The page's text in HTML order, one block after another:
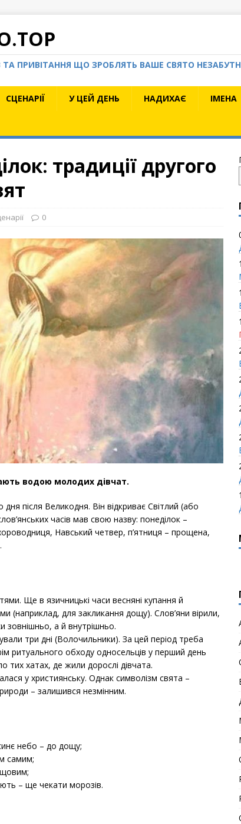
ТА ПРИВІТАННЯ ЩО ЗРОБЛЯТЬ ВАШЕ СВЯТО
СЦЕНАРІЇ У ЦЕЙ ДЕНЬ НАДИХАЄ ІМЕНА
традиції другого
0
водою молодих дівчат.
після Великодня. Він відкриває Світлий (або
часів мав свою назву: понеділок –
Навський четвер, п’ятниця – прощена,
Ще в язичницькі часи весняні купання й
(наприклад, для закликання дощу). Слов’яни вірили,
зовнішньо, а й внутрішньо.
три дні (Волочильники). За цей період треба
ритуального обходу односельців у перший день
тих хатах, де жили дорослі дівчата.
у християнську. Однак символізм свята –
– залишився незмінним.
небо – до дощу;
самим;
– ще чекати морозів.